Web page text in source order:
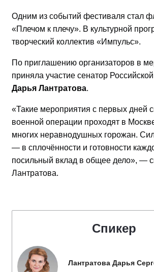
Одним из событий фестиваля стал
«Плечом к плечу». В культурной
творческий коллектив «Импульс».
По приглашению организаторов в
приняла участие сенатор
Дарья Лантратова.
«Такие мероприятия с первых дней
военной операции проходят в
многих неравнодушных горожан.
— в сплочённости и готовности
посильный вклад в общее дело», —
Лантратова.
Спикер
Лантратова Дарья